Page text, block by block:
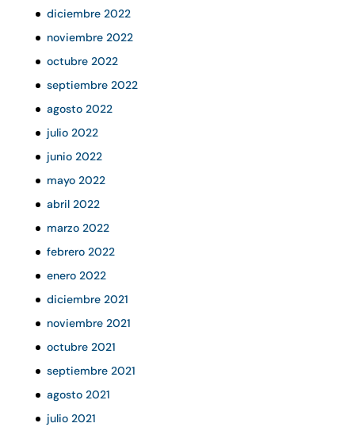
diciembre 2022
noviembre 2022
octubre 2022
septiembre 2022
agosto 2022
julio 2022
junio 2022
mayo 2022
abril 2022
marzo 2022
febrero 2022
enero 2022
diciembre 2021
noviembre 2021
octubre 2021
septiembre 2021
agosto 2021
julio 2021